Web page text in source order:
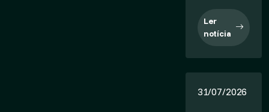
Ler
notícia
31/07/2026